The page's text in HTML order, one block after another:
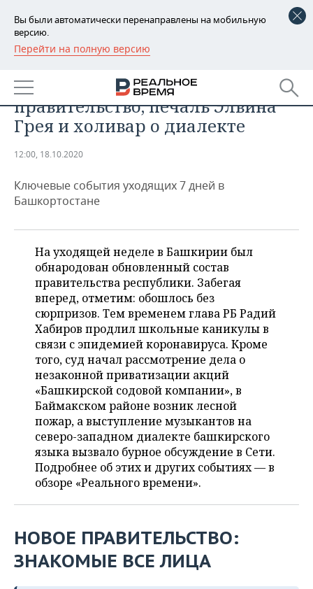
Вы были автоматически перенаправлены на мобильную
версию.
Перейти на полную версию
РЕГИОНЫ
БАШКОРТОСТАН
ТАТАРСТАН
НОВОСТИ
АНАЛИТИКА
ДЕКЛАРАЦИИ О ДОХОДАХ
КОРОЛИ ГОСЗАКАЗА ПФО
КОМУ ПРИНАДЛЕЖАТ
ТОРГОВЫЕ ЦЕНТРЫ
ТАТАРСТАНА
НОВОСТИ ЭКОНОМИКИ
ФИНАНСЫ
БЮДЖЕТ
ИНВЕСТИЦИИ
ПРОМЫШЛЕННОСТЬ
НОВОСТИ
АГРОПРОМ
МАШИНОСТРОЕНИЕ
НЕФТЕХИМИЯ
НЕФТЬ
ОПК
ЭНЕРГЕТИКА
НЕДВИЖИМОСТЬ
НОВОСТИ АВТО
БИЗНЕС
НОВОСТИ БИЗНЕСА
РОЗНИЧНАЯ ТОРГОВЛЯ
ТРАНСПОРТ
УСЛУГИ
ТЕХНОЛОГИИ
НОВОСТИ ТЕХНОЛОГИЙ
МЕДИА
ТЕЛЕКОММУНИКАЦИИ
МЕРОПРИЯТИЯ
НОВОСТИ МЕРОПРИЯТИЙ
ВЫЕЗДНАЯ РЕДАКЦИЯ
БИЗНЕС-БРАНЧИ
ONLINE-КОНФЕРЕНЦИИ
СПОРТ
НОВОСТИ СПОРТА
ФУТБОЛ
ХОККЕЙ
ВОЛЕЙБОЛ
КИБЕРСПОРТ
ОБЩЕСТВО
НОВОСТИ ОБЩЕСТВА
ВЛАСТЬ
ИСТОРИЯ
КУЛЬТУРА
ФОТОГАЛЕРЕЯ
СЮЖЕТЫ
СПРАВОЧНИК
СПИСОК ПЕРСОН
СПИСОК КОМПАНИЙ
ПОЛНАЯ ВЕРСИЯ
Башкирская неделя: новое
правительство, печаль Элвина
Грея и холивар о диалекте
12:00, 18.10.2020
Ключевые события уходящих 7 дней в
Башкортостане
На уходящей неделе в Башкирии был
обнародован обновленный состав
правительства республики. Забегая
вперед, отметим: обошлось без
сюрпризов. Тем временем глава РБ Радий
Хабиров продлил школьные каникулы в
связи с эпидемией коронавируса. Кроме
того, суд начал рассмотрение дела о
незаконной приватизации акций
«Башкирской содовой компании», в
Баймакском районе возник лесной
пожар, а выступление музыкантов на
северо-западном диалекте башкирского
языка вызвало бурное обсуждение в Сети.
Подробнее об этих и других событиях — в
обзоре «Реального времени».
НОВОЕ ПРАВИТЕЛЬСТВО:
ЗНАКОМЫЕ ВСЕ ЛИЦА